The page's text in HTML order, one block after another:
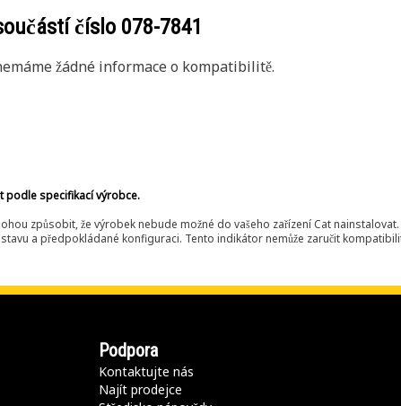
číslo 078-7841
žádné informace o kompatibilitě.
podle specifikací výrobce.
způsobit, že výrobek nebude možné do vašeho zařízení Cat
a předpokládané konfiguraci. Tento indikátor nemůže zaručit
Podpora
Kontaktujte nás
Najít prodejce